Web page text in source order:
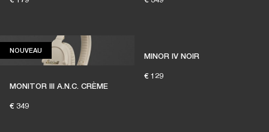
NOUVEAU NOUVEAU
MONITOR III A.N.C. CRÈME
€ 349
MINOR IV NOIR
€ 129